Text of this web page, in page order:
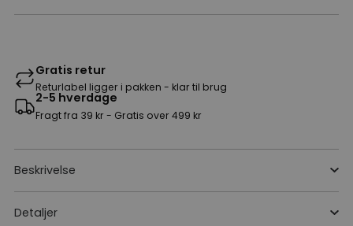
Gratis retur
Returlabel ligger i pakken - klar til brug
2-5 hverdage
Fragt fra 39 kr - Gratis over 499 kr
Beskrivelse
Detaljer